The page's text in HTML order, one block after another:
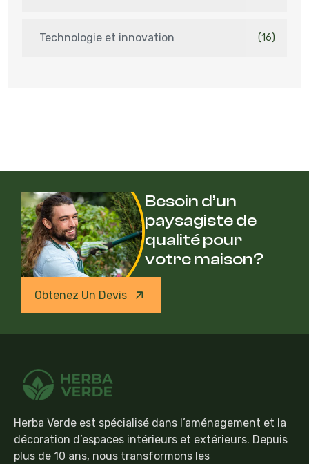
Technologie et innovation (16)
Besoin d’un
paysagiste de
qualité pour
votre maison?
Obtenez Un Devis
Herba Verde est spécialisé dans l’aménagement et la
décoration d’espaces intérieurs et extérieurs. Depuis
plus de 10 ans, nous transformons les